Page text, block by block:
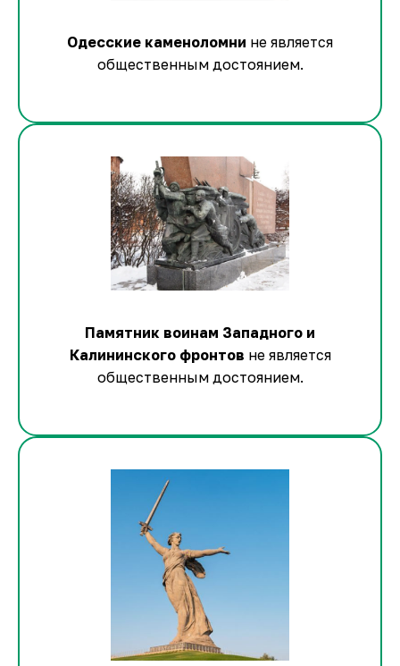
Одесские каменоломни не является
общественным достоянием.
Памятник воинам Западного и
Калининского фронтов не является
общественным достоянием.